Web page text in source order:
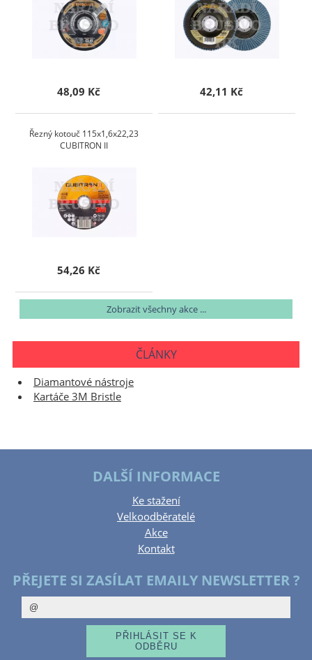
48,09 Kč 42,11 Kč
Řezný kotouč 115x1,6x22,23
CUBITRON II
54,26 Kč
Zobrazit všechny akce ...
ČLÁNKY
Diamantové nástroje
Kartáče 3M Bristle
DALŠÍ INFORMACE
Ke stažení
Velkoodběratelé
Akce
Kontakt
PŘEJETE SI ZASÍLAT EMAILY NEWSLETTER ?